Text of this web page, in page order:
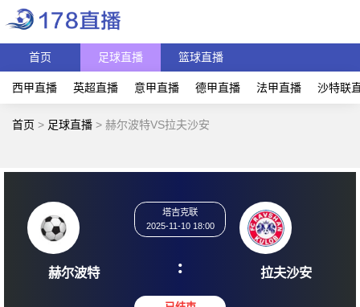
首页 足球直播 篮球直播
西甲直播 英超直播 意甲直播 德甲直播 法甲直播 沙特联
首页 > 足球直播 > 赫尔波特VS拉夫沙安
2025-11-10 18:00